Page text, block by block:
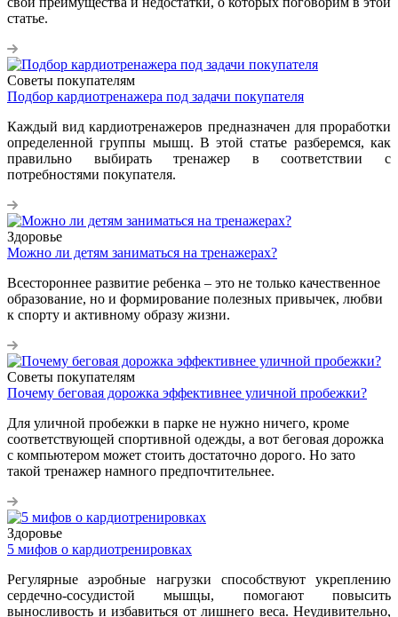
статье.
Советы покупателям
Подбор кардиотренажера под задачи покупателя
Каждый вид кардиотренажеров предназначен для проработки
определенной группы мышц. В этой статье разберемся, как
правильно выбирать тренажер в соответствии с
потребностями покупателя.
Здоровье
Можно ли детям заниматься на тренажерах?
Всестороннее развитие ребенка – это не только качественное
образование, но и формирование полезных привычек, любви
к спорту и активному образу жизни.
Советы покупателям
Почему беговая дорожка эффективнее уличной пробежки?
Для уличной пробежки в парке не нужно ничего, кроме
соответствующей спортивной одежды, а вот беговая дорожка
с компьютером может стоить достаточно дорого. Но зато
такой тренажер намного предпочтительнее.
Здоровье
5 мифов о кардиотренировках
Регулярные аэробные нагрузки способствуют укреплению
сердечно-сосудистой мышцы, помогают повысить
выносливость и избавиться от лишнего веса. Неудивительно,